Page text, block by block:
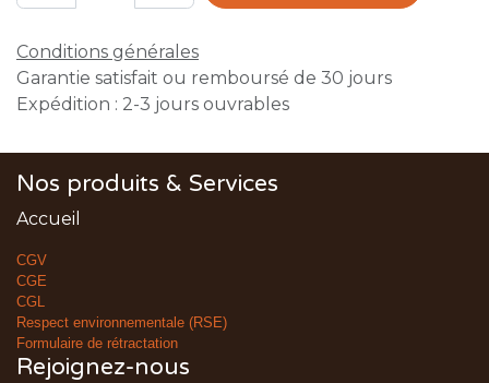
Conditions générales
Garantie satisfait ou remboursé de 30 jours
Expédition : 2-3 jours ouvrables
Nos produits & Services
Accueil
CGV
CGE
CGL
Respect environnementale (RSE)
Formulaire de rétractation
Rejoignez-nous